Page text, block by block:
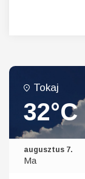
Tokaj
32°C
augusztus 7.
Ma